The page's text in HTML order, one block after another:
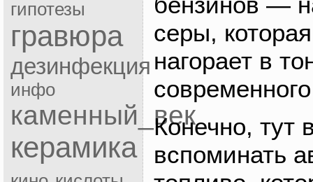
гипотезы
гравюра
дезинфекция
инфо
каменный_век
керамика
серы,
нагорает в
Конечно, тут
вспоминать